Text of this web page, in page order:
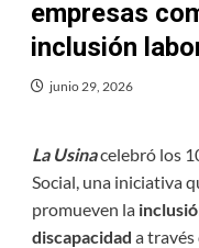
empresas
inclusión
junio 29, 2026
La Usinacelebró los
Social, una iniciativa
promueven la
discapacidad a través